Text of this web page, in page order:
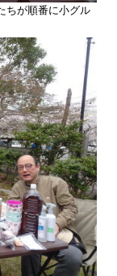
ちが順番に小グル